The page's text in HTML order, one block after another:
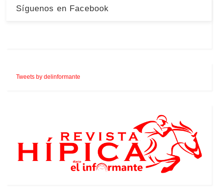
Síguenos en Facebook
Tweets by delinformante